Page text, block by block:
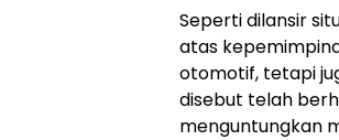
Seperti dilansir
atas
otomotif, tetapi
disebut telah
menguntungkan